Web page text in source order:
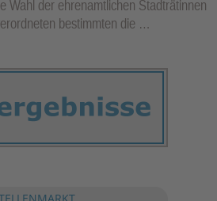
Wahl der ehrenamtlichen Stadträtinnen
bestimmten die …